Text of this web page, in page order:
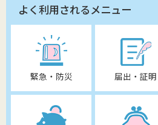
よく利用されるメニュー
緊急・防災 届出・証明